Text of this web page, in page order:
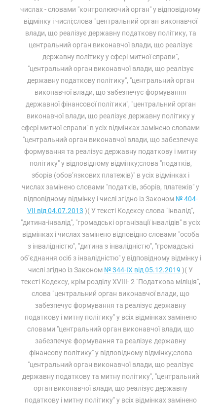
числах - словами "контролюючий орган" у відповідному
відмінку і числі;слова "центральний орган виконавчої
влади, що реалізує державну податкову політику, та
центральний орган виконавчої влади, що реалізує
державну політику у сфері митної справи",
"центральний орган виконавчої влади, що реалізує
державну податкову політику", "центральний орган
виконавчої влади, що забезпечує формування
державної фінансової політики", "центральний орган
виконавчої влади, що реалізує державну політику у
сфері митної справи" в усіх відмінках замінено словами
"центральний орган виконавчої влади, що забезпечує
формування та реалізує державну податкову і митну
політику" у відповідному відмінку;слова "податків,
зборів (обов’язкових платежів)" в усіх відмінках і
числах замінено словами "податків, зборів, платежів" у
відповідному відмінку і числі згідно із Законом № 404-
VII від 04.07.2013 )( У тексті Кодексу слова "інвалід",
"дитина-інвалід", "громадські організації інвалідів" в усіх
відмінках і числах замінено відповідно словами "особа
з інвалідністю", "дитина з інвалідністю", "громадські
об’єднання осіб з інвалідністю" у відповідному відмінку і
числі згідно із Законом № 344-IX від 05.12.2019 )( У
тексті Кодексу, крім розділу XVIII- 2 "Податкова міліція",
слова "центральний орган виконавчої влади, що
забезпечує формування та реалізує державну
податкову і митну політику" у всіх відмінках замінено
словами "центральний орган виконавчої влади, що
забезпечує формування та реалізує державну
фінансову політику" у відповідному відмінку;слова
"центральний орган виконавчої влади, що реалізує
державну податкову та митну політику", "центральний
орган виконавчої влади, що реалізує державну
податкову і митну політику" у всіх відмінках замінено